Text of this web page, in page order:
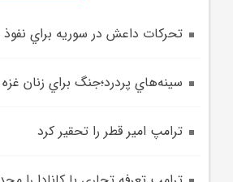
تحرکات داعش در سوريه براي نفوذ
سينه‌هاي پردرد؛جنگ براي زنان
ترامپ امير قطر را تحقير کرد